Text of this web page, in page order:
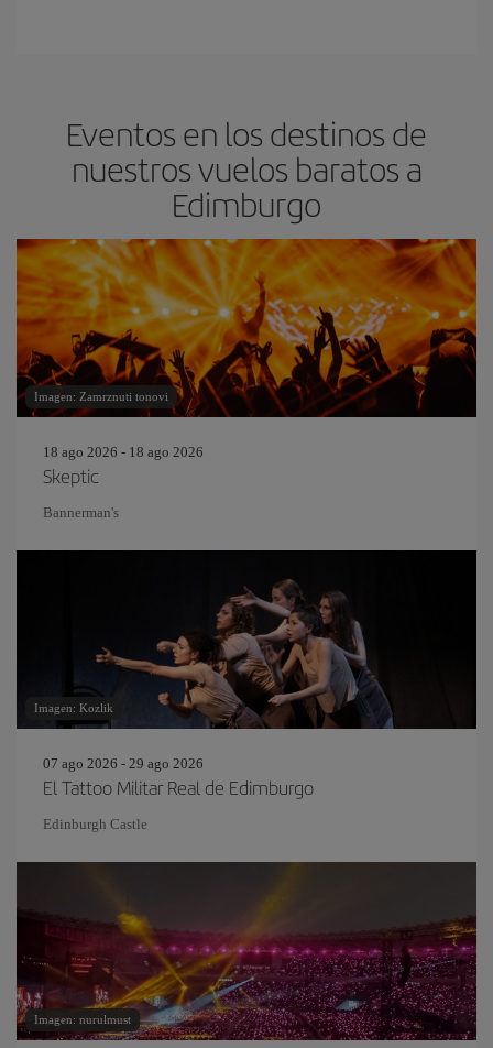
Eventos en los destinos de
nuestros vuelos baratos a
Edimburgo
Imagen: Zamrznuti tonovi
18 ago 2026 - 18 ago 2026
Skeptic
Bannerman's
Imagen: Kozlik
07 ago 2026 - 29 ago 2026
El Tattoo Militar Real de Edimburgo
Edinburgh Castle
Imagen: nurulmust